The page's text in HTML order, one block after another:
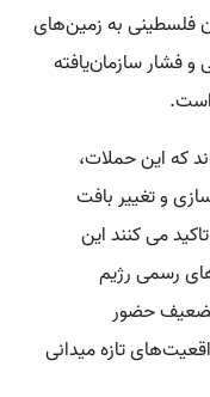
فلسطینی به زمین‌های
و فشار سازمان‌یافته
است.
که این حملات،
و تغییر بافت
می کنند این
رسمی رژیم
حضور
تازه میدانی